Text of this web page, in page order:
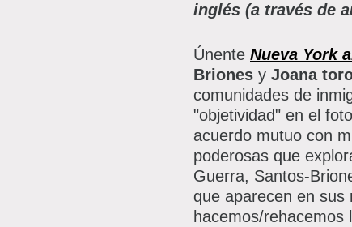
inglés (a través de
Únente Nueva York
Briones y Joana
comunidades de
"objetividad" en el
acuerdo mutuo con
poderosas que
Guerra, Santos-
que aparecen en sus
hacemos/